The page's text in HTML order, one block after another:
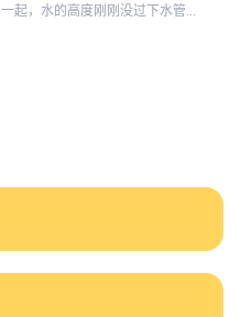
一起，水的高度刚刚没过下水管...